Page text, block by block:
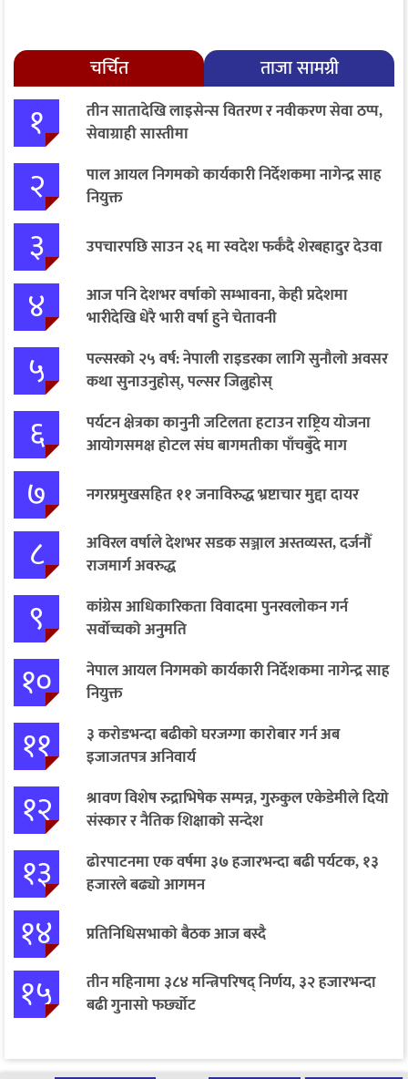
चर्चित ताजा सामग्री
१
तीन सातादेखि लाइसेन्स वितरण र नवीकरण सेवा ठप्प,
सेवाग्राही सास्तीमा
२
पाल आयल निगमको कार्यकारी निर्देशकमा नागेन्द्र साह
नियुक्त
३ उपचारपछि साउन २६ मा स्वदेश फर्कँदै शेरबहादुर देउवा
४
आज पनि देशभर वर्षाको सम्भावना, केही प्रदेशमा
भारीदेखि धेरै भारी वर्षा हुने चेतावनी
५
पल्सरको २५ वर्ष: नेपाली राइडरका लागि सुनौलो अवसर
कथा सुनाउनुहोस्, पल्सर जित्नुहोस्
६
पर्यटन क्षेत्रका कानुनी जटिलता हटाउन राष्ट्रिय योजना
आयोगसमक्ष होटल संघ बागमतीका पाँचबुँदे माग
७ नगरप्रमुखसहित ११ जनाविरुद्ध भ्रष्टाचार मुद्दा दायर
८
अविरल वर्षाले देशभर सडक सञ्जाल अस्तव्यस्त, दर्जनौँ
राजमार्ग अवरुद्ध
९
कांग्रेस आधिकारिकता विवादमा पुनरवलोकन गर्न
सर्वोच्चको अनुमति
१०
नेपाल आयल निगमको कार्यकारी निर्देशकमा नागेन्द्र साह
नियुक्त
११
३ करोडभन्दा बढीको घरजग्गा कारोबार गर्न अब
इजाजतपत्र अनिवार्य
१२
श्रावण विशेष रुद्राभिषेक सम्पन्न, गुरुकुल एकेडेमीले दियो
संस्कार र नैतिक शिक्षाको सन्देश
१३
ढोरपाटनमा एक वर्षमा ३७ हजारभन्दा बढी पर्यटक, १३
हजारले बढ्यो आगमन
१४ प्रतिनिधिसभाको बैठक आज बस्दै
१५
तीन महिनामा ३८४ मन्त्रिपरिषद् निर्णय, ३२ हजारभन्दा
बढी गुनासो फर्छ्योट